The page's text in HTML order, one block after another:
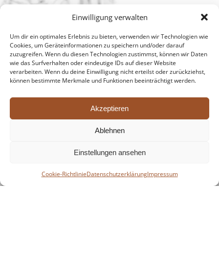
Einwilligung verwalten
Um dir ein optimales Erlebnis zu bieten, verwenden wir Technologien wie
Cookies, um Geräteinformationen zu speichern und/oder darauf
zuzugreifen. Wenn du diesen Technologien zustimmst, können wir Daten
wie das Surfverhalten oder eindeutige IDs auf dieser Website
verarbeiten. Wenn du deine Einwilligung nicht erteilst oder zurückziehst,
können bestimmte Merkmale und Funktionen beeinträchtigt werden.
Akzeptieren
Ablehnen
Einstellungen ansehen
Cookie-RichtlinieDatenschutzerklärungImpressum